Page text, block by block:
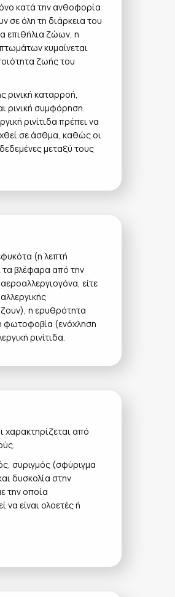
κατά την ανθοφορία
σε όλη τη διάρκεια του
επιθήλια ζώων, η
κυμαίνεται
ζωής του
ρινική καταρροή,
ρινική συμφόρηση.
ρινίτιδα πρέπει να
σε άσθμα, καθώς οι
μεταξύ τους
(η λεπτή
τα βλέφαρα από την
είτε
η ερυθρότητα
φωτοφοβία (ενόχληση
ρινίτιδα.
χαρακτηρίζεται από
συριγμός (σφύριγμα
δυσκολία στην
την οποία
είναι ολοετές ή